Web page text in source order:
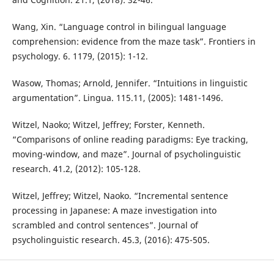
Wang, Xin. “Language control in bilingual language
comprehension: evidence from the maze task”. Frontiers in
psychology. 6. 1179, (2015): 1-12.
Wasow, Thomas; Arnold, Jennifer. “Intuitions in linguistic
argumentation”. Lingua. 115.11, (2005): 1481-1496.
Witzel, Naoko; Witzel, Jeffrey; Forster, Kenneth.
“Comparisons of online reading paradigms: Eye tracking,
moving-window, and maze”. Journal of psycholinguistic
research. 41.2, (2012): 105-128.
Witzel, Jeffrey; Witzel, Naoko. “Incremental sentence
processing in Japanese: A maze investigation into
scrambled and control sentences”. Journal of
psycholinguistic research. 45.3, (2016): 475-505.